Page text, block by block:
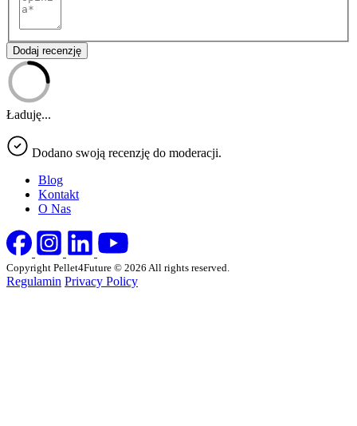
Dodaj recenzję
Ładuję...
Dodano swoją recenzję do moderacji.
Blog
Kontakt
O Nas
Copyright Pellet4Future © 2026 All rights reserved.
Regulamin Privacy Policy